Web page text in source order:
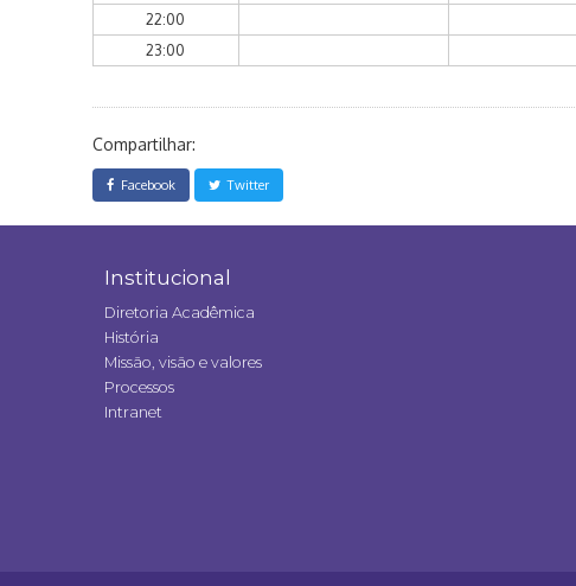
22:00
23:00
Compartilhar:
Facebook Twitter
Institucional
Diretoria Acadêmica
História
Missão, visão e valores
Processos
Intranet